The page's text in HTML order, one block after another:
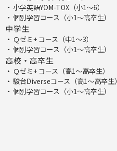
小学英語YOM-TOX（小1～6）
個別学習コース（小1～高卒生）
中学生
Ｑゼミ+ コース（中1～3）
個別学習コース（小1～高卒生）
高校・高卒生
Ｑゼミ+ コース（高1～高卒生）
駿台Diverseコース（高1～高卒生）
個別学習コース（小1～高卒生）